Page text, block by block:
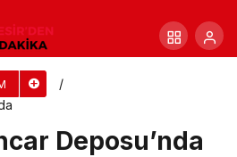
Deposu’nda
bereketi